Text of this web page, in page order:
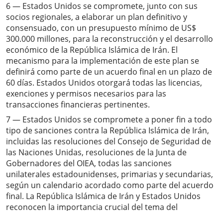
6 — Estados Unidos se compromete, junto con sus
socios regionales, a elaborar un plan definitivo y
consensuado, con un presupuesto mínimo de US$
300.000 millones, para la reconstrucción y el desarrollo
económico de la República Islámica de Irán. El
mecanismo para la implementación de este plan se
definirá como parte de un acuerdo final en un plazo de
60 días. Estados Unidos otorgará todas las licencias,
exenciones y permisos necesarios para las
transacciones financieras pertinentes.
7 — Estados Unidos se compromete a poner fin a todo
tipo de sanciones contra la República Islámica de Irán,
incluidas las resoluciones del Consejo de Seguridad de
las Naciones Unidas, resoluciones de la Junta de
Gobernadores del OIEA, todas las sanciones
unilaterales estadounidenses, primarias y secundarias,
según un calendario acordado como parte del acuerdo
final. La República Islámica de Irán y Estados Unidos
reconocen la importancia crucial del tema del